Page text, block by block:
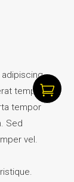
tempus
tempor
Sed
vel.
